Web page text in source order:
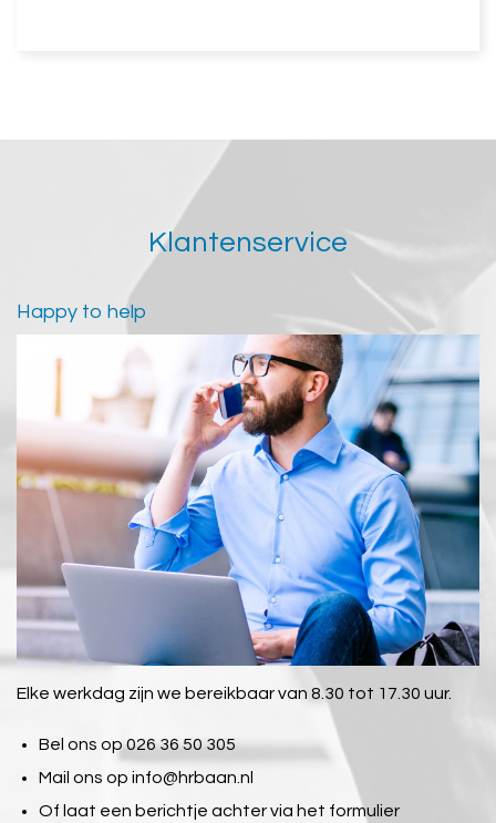
Klantenservice
Happy to help
Elke werkdag zijn we bereikbaar van 8.30 tot 17.30 uur.
Bel ons op 026 36 50 305
Mail ons op info@hrbaan.nl
Of laat een berichtje achter via het formulier